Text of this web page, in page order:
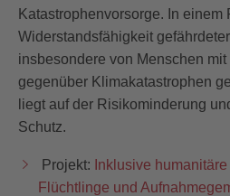
Katastrophenvorsorge. In einem
Widerstandsfähigkeit
insbesondere von Menschen
gegenüber Klimakatastrophen
liegt auf der Risikominderung
Schutz.
Projekt: Inklusive
Flüchtlinge und